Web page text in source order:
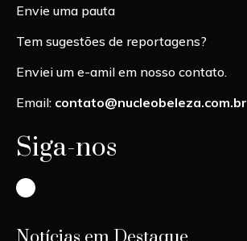
Envie uma pauta
Tem sugestões de reportagens?
Enviei um e-amil em nosso contato.
Email: contato@nucleobeleza.com.br
Siga-nos
Instagram